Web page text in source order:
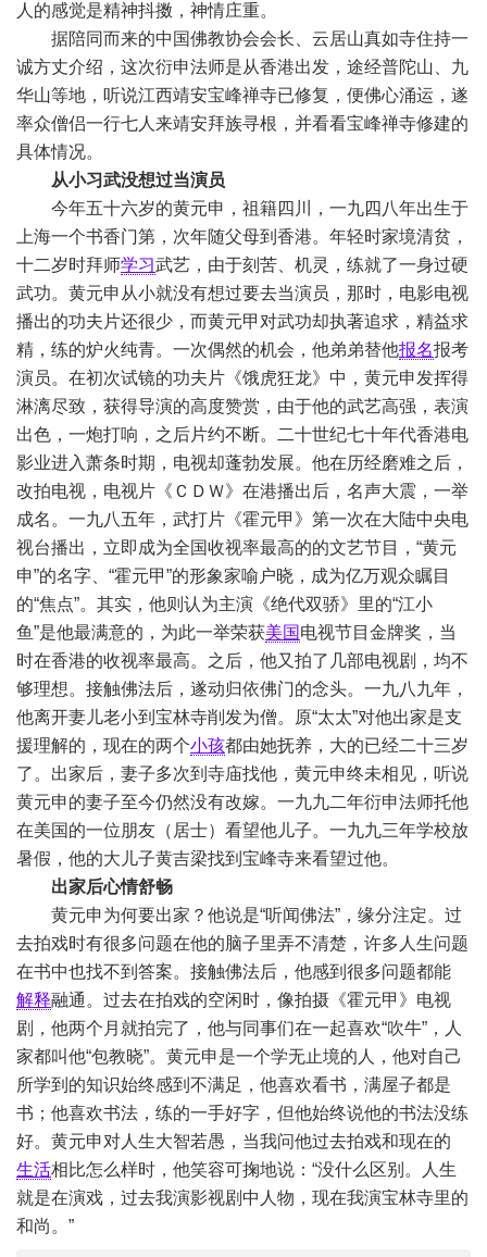
人的感觉是精神抖擞，神情庄重。
据陪同而来的中国佛教协会会长、云居山真如寺住持一
诚方丈介绍，这次衍申法师是从香港出发，途经普陀山、九
华山等地，听说江西靖安宝峰禅寺已修复，便佛心涌运，遂
率众僧侣一行七人来靖安拜族寻根，并看看宝峰禅寺修建的
具体情况。
从小习武没想过当演员
今年五十六岁的黄元申，祖籍四川，一九四八年出生于
上海一个书香门第，次年随父母到香港。年轻时家境清贫，
十二岁时拜师学习武艺，由于刻苦、机灵，练就了一身过硬
武功。黄元申从小就没有想过要去当演员，那时，电影电视
播出的功夫片还很少，而黄元甲对武功却执著追求，精益求
精，练的炉火纯青。一次偶然的机会，他弟弟替他报名报考
演员。在初次试镜的功夫片《饿虎狂龙》中，黄元申发挥得
淋漓尽致，获得导演的高度赞赏，由于他的武艺高强，表演
出色，一炮打响，之后片约不断。二十世纪七十年代香港电
影业进入萧条时期，电视却蓬勃发展。他在历经磨难之后，
改拍电视，电视片《ＣＤＷ》在港播出后，名声大震，一举
成名。一九八五年，武打片《霍元甲》第一次在大陆中央电
视台播出，立即成为全国收视率最高的的文艺节目，“黄元
申”的名字、“霍元甲”的形象家喻户晓，成为亿万观众瞩目
的“焦点”。其实，他则认为主演《绝代双骄》里的“江小
鱼”是他最满意的，为此一举荣获美国电视节目金牌奖，当
时在香港的收视率最高。之后，他又拍了几部电视剧，均不
够理想。接触佛法后，遂动归依佛门的念头。一九八九年，
他离开妻儿老小到宝林寺削发为僧。原“太太”对他出家是支
援理解的，现在的两个小孩都由她抚养，大的已经二十三岁
了。出家后，妻子多次到寺庙找他，黄元申终未相见，听说
黄元申的妻子至今仍然没有改嫁。一九九二年衍申法师托他
在美国的一位朋友（居士）看望他儿子。一九九三年学校放
暑假，他的大儿子黄吉梁找到宝峰寺来看望过他。
出家后心情舒畅
黄元申为何要出家？他说是“听闻佛法”，缘分注定。过
去拍戏时有很多问题在他的脑子里弄不清楚，许多人生问题
在书中也找不到答案。接触佛法后，他感到很多问题都能
解释融通。过去在拍戏的空闲时，像拍摄《霍元甲》电视
剧，他两个月就拍完了，他与同事们在一起喜欢“吹牛”，人
家都叫他“包教晓”。黄元申是一个学无止境的人，他对自己
所学到的知识始终感到不满足，他喜欢看书，满屋子都是
书；他喜欢书法，练的一手好字，但他始终说他的书法没练
好。黄元申对人生大智若愚，当我问他过去拍戏和现在的
生活相比怎么样时，他笑容可掬地说：“没什么区别。人生
就是在演戏，过去我演影视剧中人物，现在我演宝林寺里的
和尚。”